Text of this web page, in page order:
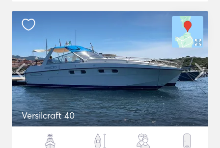
Versilcraft 40